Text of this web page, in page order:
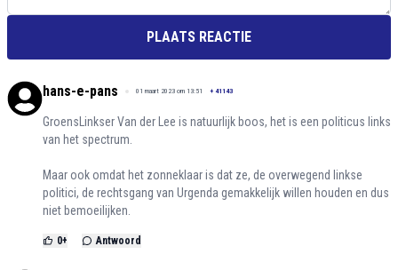
PLAATS REACTIE
hans-e-pans 01 maart 2023 om 13:51 + 41143
GroensLinkser Van der Lee is natuurlijk boos, het is een politicus links
van het spectrum.
Maar ook omdat het zonneklaar is dat ze, de overwegend linkse
politici, de rechtsgang van Urgenda gemakkelijk willen houden en dus
niet bemoeilijken.
0+ Antwoord